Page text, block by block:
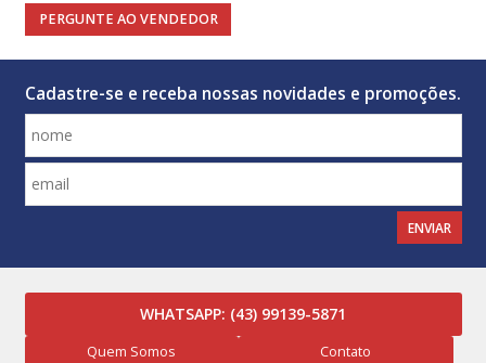
PERGUNTE AO VENDEDOR
Cadastre-se e receba nossas novidades e promoções.
ENVIAR
WHATSAPP: (43) 99139-5871
Quem Somos
Contato